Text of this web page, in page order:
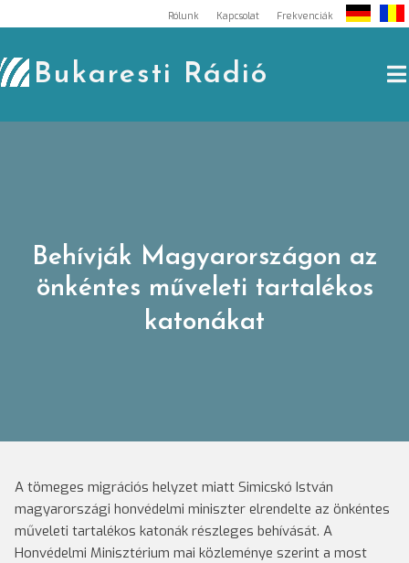
to
content
Rólunk Kapcsolat Frekvenciák
Bukaresti Rádió
Behívják Magyarországon az
önkéntes műveleti tartalékos
katonákat
A tömeges migrációs helyzet miatt Simicskó István
magyarországi honvédelmi miniszter elrendelte az önkéntes
műveleti tartalékos katonák részleges behívását. A
Honvédelmi Minisztérium mai közleménye szerint a most